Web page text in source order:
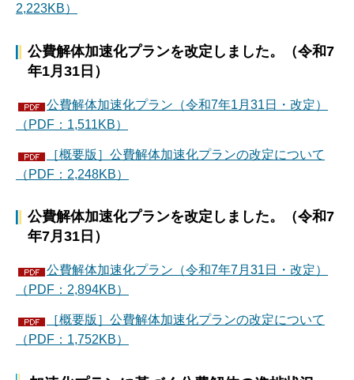
2,223KB）
公費解体加速化プランを改定しました。（令和7
年1月31日）
公費解体加速化プラン（令和7年1月31日・改定）
（PDF：1,511KB）
［概要版］公費解体加速化プランの改定について
（PDF：2,248KB）
公費解体加速化プランを改定しました。（令和7
年7月31日）
公費解体加速化プラン（令和7年7月31日・改定）
（PDF：2,894KB）
［概要版］公費解体加速化プランの改定について
（PDF：1,752KB）